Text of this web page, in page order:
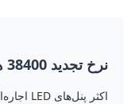
نمایش VR
نرخ تجدید 38400 هرتز - چرا مهم است